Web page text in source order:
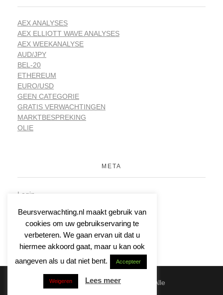
AEX ANALYSES
AEX ELLIOTT WAVE ANALYSES
AEX WEEKANALYSE
AUD/JPY
BEL-20
ETHEREUM
EURO/USD
GEEN CATEGORIE
GRATIS VERWACHTINGEN
MARKTBESPREKING
OLIE
META
Login
Reacties feed
WordPress.org
© 2026 | Beursverwachting.nl | Alle
Beursverwachting.nl maakt gebruik van
cookies om uw gebruikservaring te
verbeteren. We gaan ervan uit dat u
hiermee akkoord gaat, maar u kan ook
aangeven als u dat niet bent.
Accepteer
Weigeren Lees meer